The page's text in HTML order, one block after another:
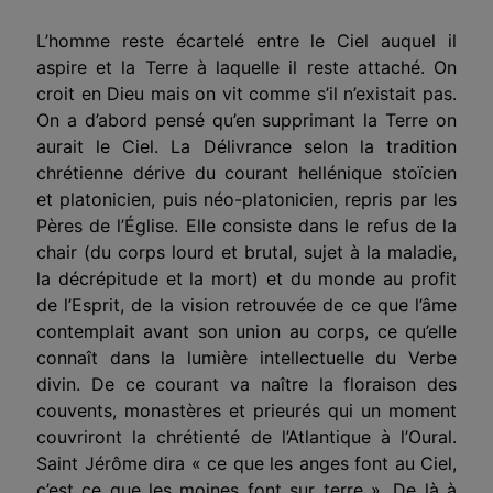
L’homme reste écartelé entre le Ciel auquel il
aspire et la Terre à laquelle il reste attaché. On
croit en Dieu mais on vit comme s’il n’existait pas.
On a d’abord pensé qu’en supprimant la Terre on
aurait le Ciel. La Délivrance selon la tradition
chrétienne dérive du courant hellénique stoïcien
et platonicien, puis néo-platonicien, repris par les
Pères de l’Église. Elle consiste dans le refus de la
chair (du corps lourd et brutal, sujet à la maladie,
la décrépitude et la mort) et du monde au profit
de l’Esprit, de la vision retrouvée de ce que l’âme
contemplait avant son union au corps, ce qu’elle
connaît dans la lumière intellectuelle du Verbe
divin. De ce courant va naître la floraison des
couvents, monastères et prieurés qui un moment
couvriront la chrétienté de l’Atlantique à l’Oural.
Saint Jérôme dira « ce que les anges font au Ciel,